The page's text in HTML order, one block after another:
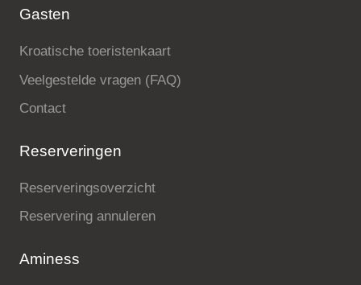
Gasten
Kroatische toeristenkaart
Veelgestelde vragen (FAQ)
Contact
Reserveringen
Reserveringsoverzicht
Reservering annuleren
Aminess